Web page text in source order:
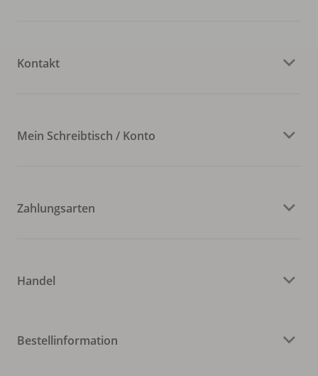
Kontakt
Mein Schreibtisch / Konto
Zahlungsarten
Handel
Bestellinformation